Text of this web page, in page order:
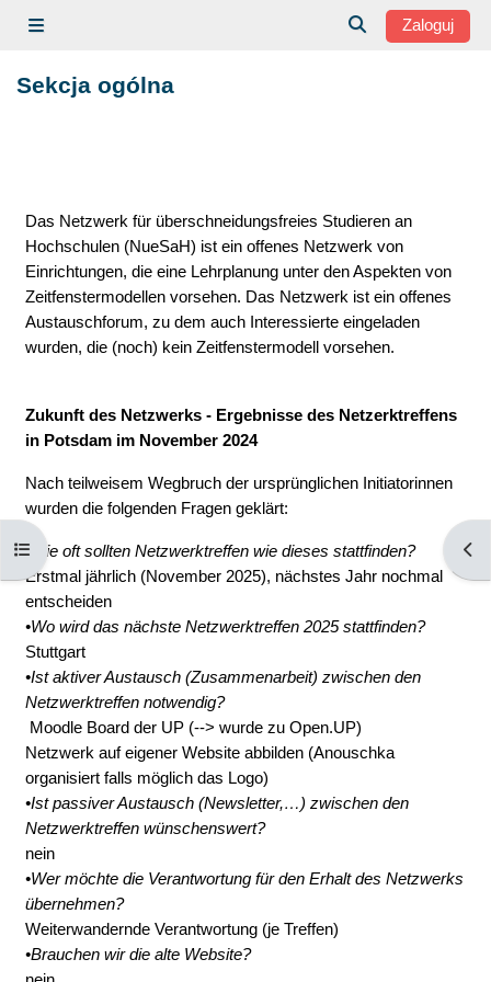
Zaloguj
Otwórz indeks kursu
Sekcja ogólna
Das Netzwerk für überschneidungsfreies Studieren an
Hochschulen (NueSaH) ist ein offenes Netzwerk von
Einrichtungen, die eine Lehrplanung unter den Aspekten von
Zeitfenstermodellen vorsehen. Das Netzwerk ist ein offenes
Austauschforum, zu dem auch Interessierte eingeladen
wurden, die (noch) kein Zeitfenstermodell vorsehen.
Zukunft des Netzwerks - Ergebnisse des Netzerktreffens
in Potsdam im November 2024
Nach teilweisem Wegbruch der ursprünglichen Initiatorinnen
wurden die folgenden Fragen geklärt:
•Wie oft sollten Netzwerktreffen wie dieses stattfinden?
Erstmal jährlich (November 2025), nächstes Jahr nochmal
entscheiden
•Wo wird das nächste Netzwerktreffen 2025 stattfinden?
Stuttgart
•Ist aktiver Austausch (Zusammenarbeit) zwischen den
Netzwerktreffen notwendig?
Moodle Board der UP (--> wurde zu Open.UP)
Netzwerk auf eigener Website abbilden (Anouschka
organisiert falls möglich das Logo)
•Ist passiver Austausch (Newsletter,…) zwischen den
Netzwerktreffen wünschenswert?
nein
•Wer möchte die Verantwortung für den Erhalt des Netzwerks
übernehmen?
Weiterwandernde Verantwortung (je Treffen)
•Brauchen wir die alte Website?